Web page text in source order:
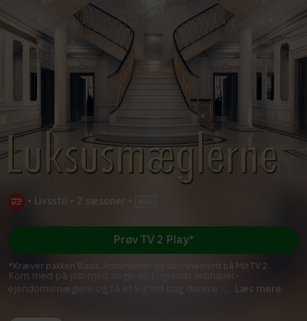
• Livsstil • 2 sæsoner •
Kom med på job med nogle af Englands liebhaver-
ejendomsmæglere og få et kig ind bag dørene i
Læs mere
Prøv TV 2 Play*
*Kræver pakken Basis. Administrer dit abonnement på Mit TV 2.